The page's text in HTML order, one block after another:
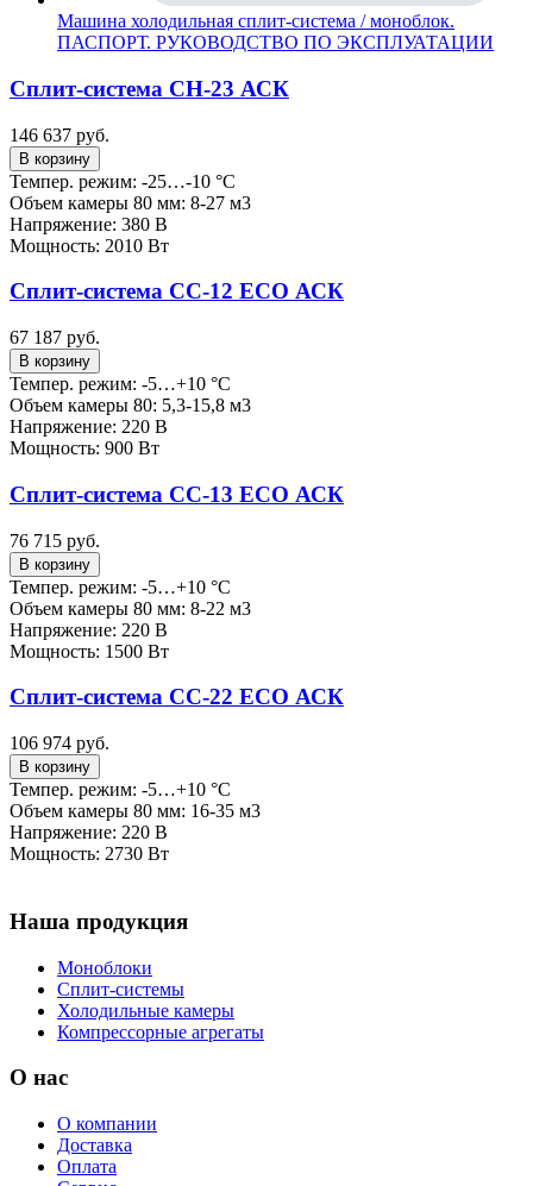
Машина холодильная сплит-система / моноблок.
ПАСПОРТ. РУКОВОДСТВО ПО ЭКСПЛУАТАЦИИ
Сплит-система СН-23 АСК
146 637 руб.
В корзину
Темпер. режим: -25…-10 °C
Объем камеры 80 мм: 8-27 м3
Напряжение: 380 В
Мощность: 2010 Вт
Сплит-система СС-12 ECO АСК
67 187 руб.
В корзину
Темпер. режим: -5…+10 °C
Объем камеры 80: 5,3-15,8 м3
Напряжение: 220 В
Мощность: 900 Вт
Сплит-система СС-13 ECO АСК
76 715 руб.
В корзину
Темпер. режим: -5…+10 °C
Объем камеры 80 мм: 8-22 м3
Напряжение: 220 В
Мощность: 1500 Вт
Сплит-система СС-22 ECO АСК
106 974 руб.
В корзину
Темпер. режим: -5…+10 °C
Объем камеры 80 мм: 16-35 м3
Напряжение: 220 В
Мощность: 2730 Вт
Наша продукция
Моноблоки
Сплит-системы
Холодильные камеры
Компрессорные агрегаты
О нас
О компании
Доставка
Оплата